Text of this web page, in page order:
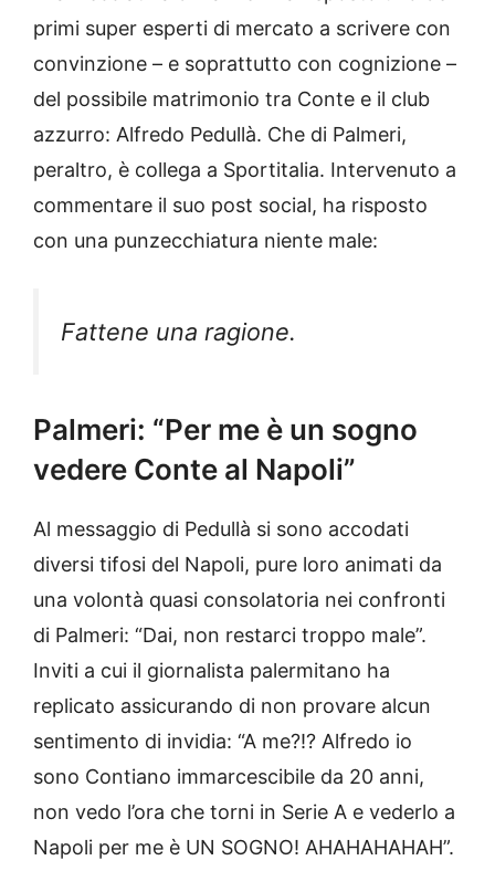
primi super esperti di mercato a scrivere con
convinzione – e soprattutto con cognizione –
del possibile matrimonio tra Conte e il club
azzurro: Alfredo Pedullà. Che di Palmeri,
peraltro, è collega a Sportitalia. Intervenuto a
commentare il suo post social, ha risposto
con una punzecchiatura niente male:
Fattene una ragione.
Palmeri: “Per me è un sogno
vedere Conte al Napoli”
Al messaggio di Pedullà si sono accodati
diversi tifosi del Napoli, pure loro animati da
una volontà quasi consolatoria nei confronti
di Palmeri: “Dai, non restarci troppo male”.​
Inviti a cui il giornalista palermitano ha
replicato assicurando di non provare alcun
sentimento di invidia: “A me?!? Alfredo io
sono Contiano immarcescibile da 20 anni,
non vedo l’ora che torni in Serie A e vederlo a
Napoli per me è UN SOGNO! AHAHAHAHAH”.